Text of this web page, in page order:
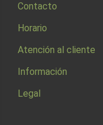
Contacto
Horario
Atención al cliente
Información
Legal